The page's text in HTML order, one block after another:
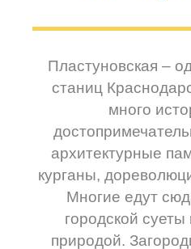
Пластуновская –
станиц
много
архитектурные
курганы,
Многие едут
городской
природой.